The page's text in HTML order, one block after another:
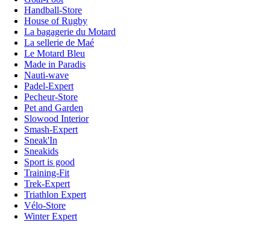
Handball-Store
House of Rugby
La bagagerie du Motard
La sellerie de Maé
Le Motard Bleu
Made in Paradis
Nauti-wave
Padel-Expert
Pecheur-Store
Pet and Garden
Slowood Interior
Smash-Expert
Sneak'In
Sneakids
Sport is good
Training-Fit
Trek-Expert
Triathlon Expert
Vélo-Store
Winter Expert